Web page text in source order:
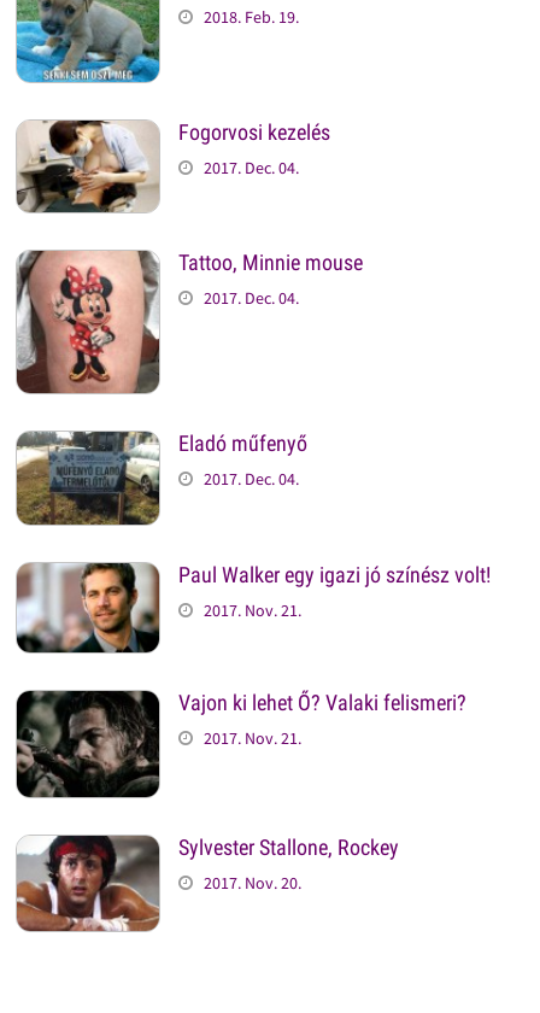
2018. Feb. 19.
Fogorvosi kezelés
2017. Dec. 04.
Tattoo, Minnie mouse
2017. Dec. 04.
Eladó műfenyő
2017. Dec. 04.
Paul Walker egy igazi jó színész volt!
2017. Nov. 21.
Vajon ki lehet Ő? Valaki felismeri?
2017. Nov. 21.
Sylvester Stallone, Rockey
2017. Nov. 20.